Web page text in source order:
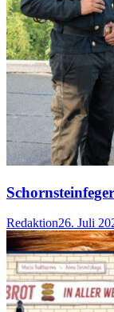
Redaktion26. Juli